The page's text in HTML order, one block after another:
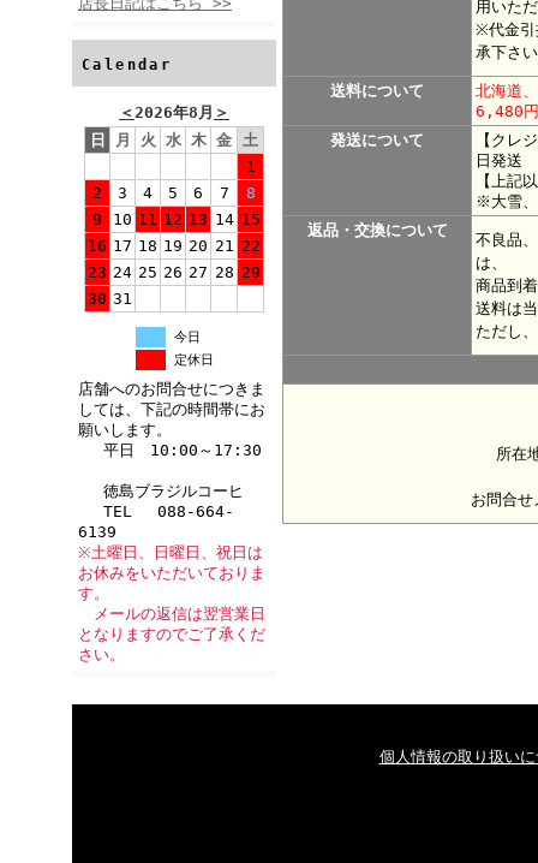
Calendar
＜2026年8月 ＞
日
月 火 水 木 金 土
1
2
3 4 5 6 7
8
9
10 11 12 13 14 15
16 17 18 19 20 21 22
23 24 25 26 27 28 29
30 31
今日
定休日
店舗へのお問合せにつきま
しては、下記の時間帯にお
願いします。
平日 10:00～17:30
徳島ブラジルコーヒ
TEL 088-664-
6139
※土曜日、日曜日、祝日は
お休みをいただいておりま
す。
メールの返信は翌営業日
となりますのでご了承くだ
さい。
用いた
※代金引
承下さ
送料について
北海道
6,480
発送について
【クレ
日発送
【上記
※大雪、
返品・交換について
不良品
は、
商品到
送料は
ただし
所在
お問合せ
個人情報の取り扱い